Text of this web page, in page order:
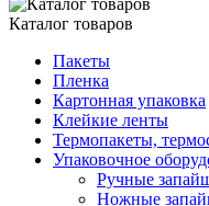
Каталог товаров
Пакеты
Пленка
Картонная упаковка
Клейкие ленты
Термопакеты,
Упаковочное
Ручные
Ножные